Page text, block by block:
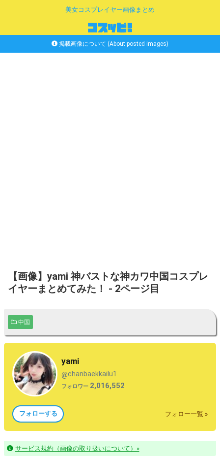
美女コスプレイヤー画像まとめ
掲載画像について (About posted images)
【画像】yami 神バストな神カワ中国コスプレ
イヤーまとめてみた！ - 2ページ目
中国
yami
@chanbaekkailu1
フォロワー 2,016,552
フォローする フォロー一覧 »
サービス規約（画像の取り扱いについて）»